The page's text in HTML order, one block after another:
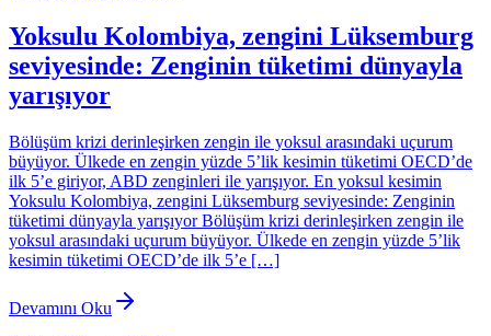
Yoksulu Kolombiya, zengini Lüksemburg
seviyesinde: Zenginin tüketimi dünyayla
yarışıyor
Bölüşüm krizi derinleşirken zengin ile yoksul arasındaki uçurum
büyüyor. Ülkede en zengin yüzde 5’lik kesimin tüketimi OECD’de
ilk 5’e giriyor, ABD zenginleri ile yarışıyor. En yoksul kesimin
Yoksulu Kolombiya, zengini Lüksemburg seviyesinde: Zenginin
tüketimi dünyayla yarışıyor Bölüşüm krizi derinleşirken zengin ile
yoksul arasındaki uçurum büyüyor. Ülkede en zengin yüzde 5’lik
kesimin tüketimi OECD’de ilk 5’e […]
Devamını Oku